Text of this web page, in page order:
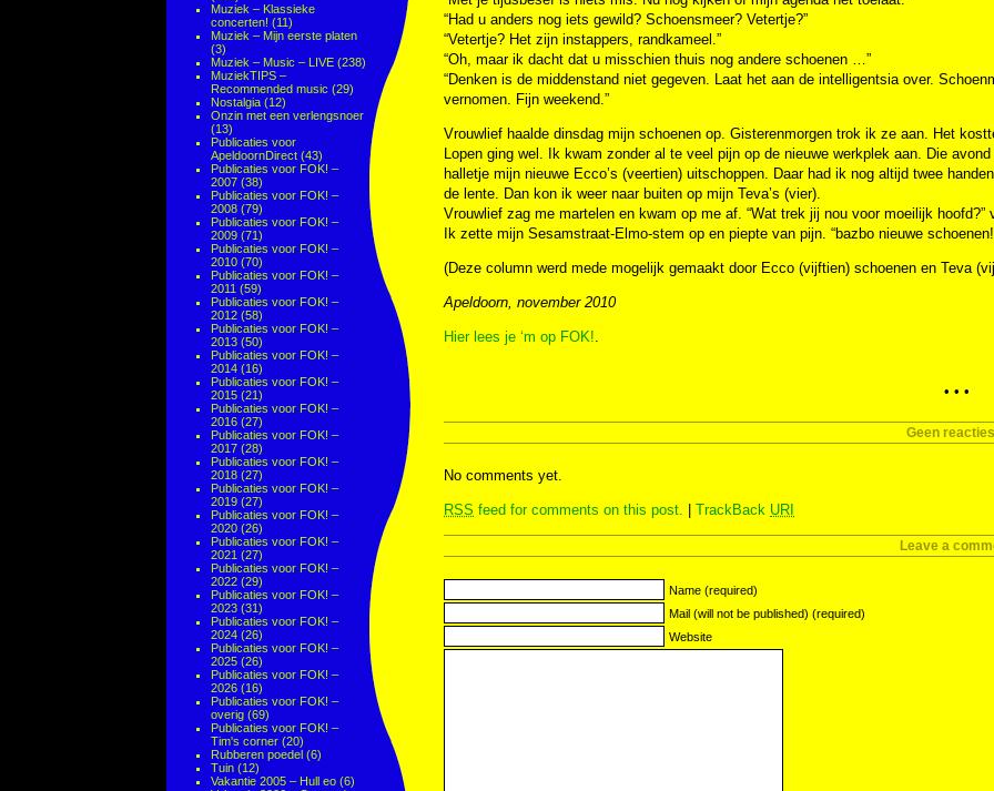
Muziek – Klassieke
concerten! (11)
Muziek – Mijn eerste platen
(3)
Muziek – Music – LIVE (238)
MuziekTIPS –
Recommended music (29)
Nostalgia (12)
Onzin met een verlengsnoer
(13)
Publicaties voor
ApeldoornDirect (43)
Publicaties voor FOK! –
2007 (38)
Publicaties voor FOK! –
2008 (79)
Publicaties voor FOK! –
2009 (71)
Publicaties voor FOK! –
2010 (70)
Publicaties voor FOK! –
2011 (59)
Publicaties voor FOK! –
2012 (58)
Publicaties voor FOK! –
2013 (50)
Publicaties voor FOK! –
2014 (16)
Publicaties voor FOK! –
2015 (21)
Publicaties voor FOK! –
2016 (27)
Publicaties voor FOK! –
2017 (28)
Publicaties voor FOK! –
2018 (27)
Publicaties voor FOK! –
2019 (27)
Publicaties voor FOK! –
2020 (26)
Publicaties voor FOK! –
2021 (27)
Publicaties voor FOK! –
2022 (29)
Publicaties voor FOK! –
2023 (31)
Publicaties voor FOK! –
2024 (26)
Publicaties voor FOK! –
2025 (26)
Publicaties voor FOK! –
2026 (16)
Publicaties voor FOK! –
overig (69)
Publicaties voor FOK! –
Tim's corner (20)
Rubberen poedel (6)
Tuin (12)
Vakantie 2005 – Hull eo (6)
“Had u anders nog iets gewild? Schoensmeer? Vetertje?”
“Vetertje? Het zijn instappers, randkameel.”
“Oh, maar ik dacht dat u misschien thuis nog andere schoenen …”
“Denken is de middenstand niet gegeven. Laat het aan de intelligentsia over.
vernomen. Fijn weekend.”
Vrouwlief haalde dinsdag mijn schoenen op. Gisterenmorgen trok ik ze aan. Het
Lopen ging wel. Ik kwam zonder al te veel pijn op de nieuwe werkplek aan. Die
halletje mijn nieuwe Ecco’s (veertien) uitschoppen. Daar had ik nog altijd twee
de lente. Dan kon ik weer naar buiten op mijn Teva’s (vier).
Vrouwlief zag me martelen en kwam op me af. “Wat trek jij nou voor moeilijk hoofd?”
Ik zette mijn Sesamstraat-Elmo-stem op en piepte van pijn. “bazbo nieuwe
(Deze column werd mede mogelijk gemaakt door Ecco (vijftien) schoenen en Teva
Apeldoorn, november 2010
Hier lees je ‘m op FOK!.
• • •
Geen
No comments yet.
RSS feed for comments on this post. TrackBack URI
Leave a
Name (required)
Mail (will not be published) (required)
Website